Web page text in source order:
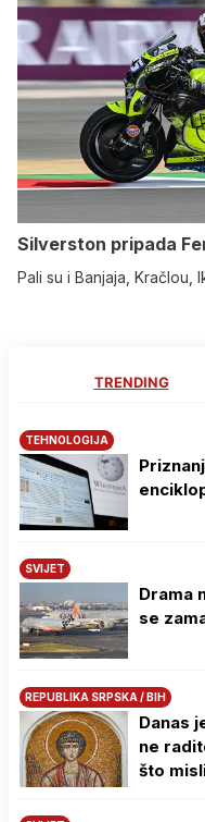
Silverston pripada
Pali su i Banjaja, Kračlou,
TRENDING
TEHNOLOGIJA
SVIJET
Drama
se
REPUBLIKA SRPSKA / BIH
Danas
ne
što